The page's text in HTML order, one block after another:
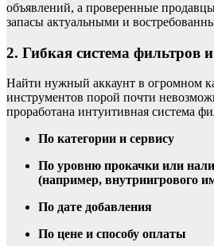
объявлений, а проверенные
запасы актуальными и
2. Гибкая система фильтров
Найти нужный аккаунт в огромном
инструментов порой почти
проработана интуитивная система
По категории и сервису
По уровню прокачки или
(например, внутриигрового
По дате добавления
По цене и способу оплаты